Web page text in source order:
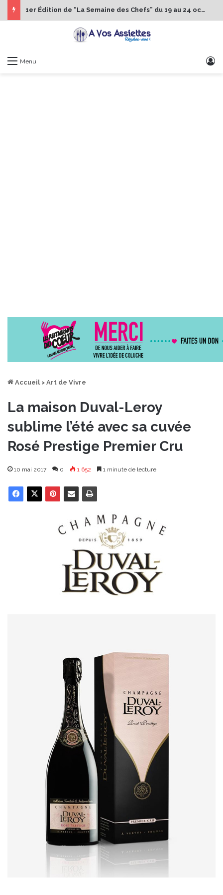
1er Édition de “La Semaine des Chefs” du 19 au 24 octobre 2026
Menu
Accueil > Art de Vivre
La maison Duval-Leroy
sublime l’été avec sa cuvée
Rosé Prestige Premier Cru
10 mai 2017 0 1 652 1 minute de lecture